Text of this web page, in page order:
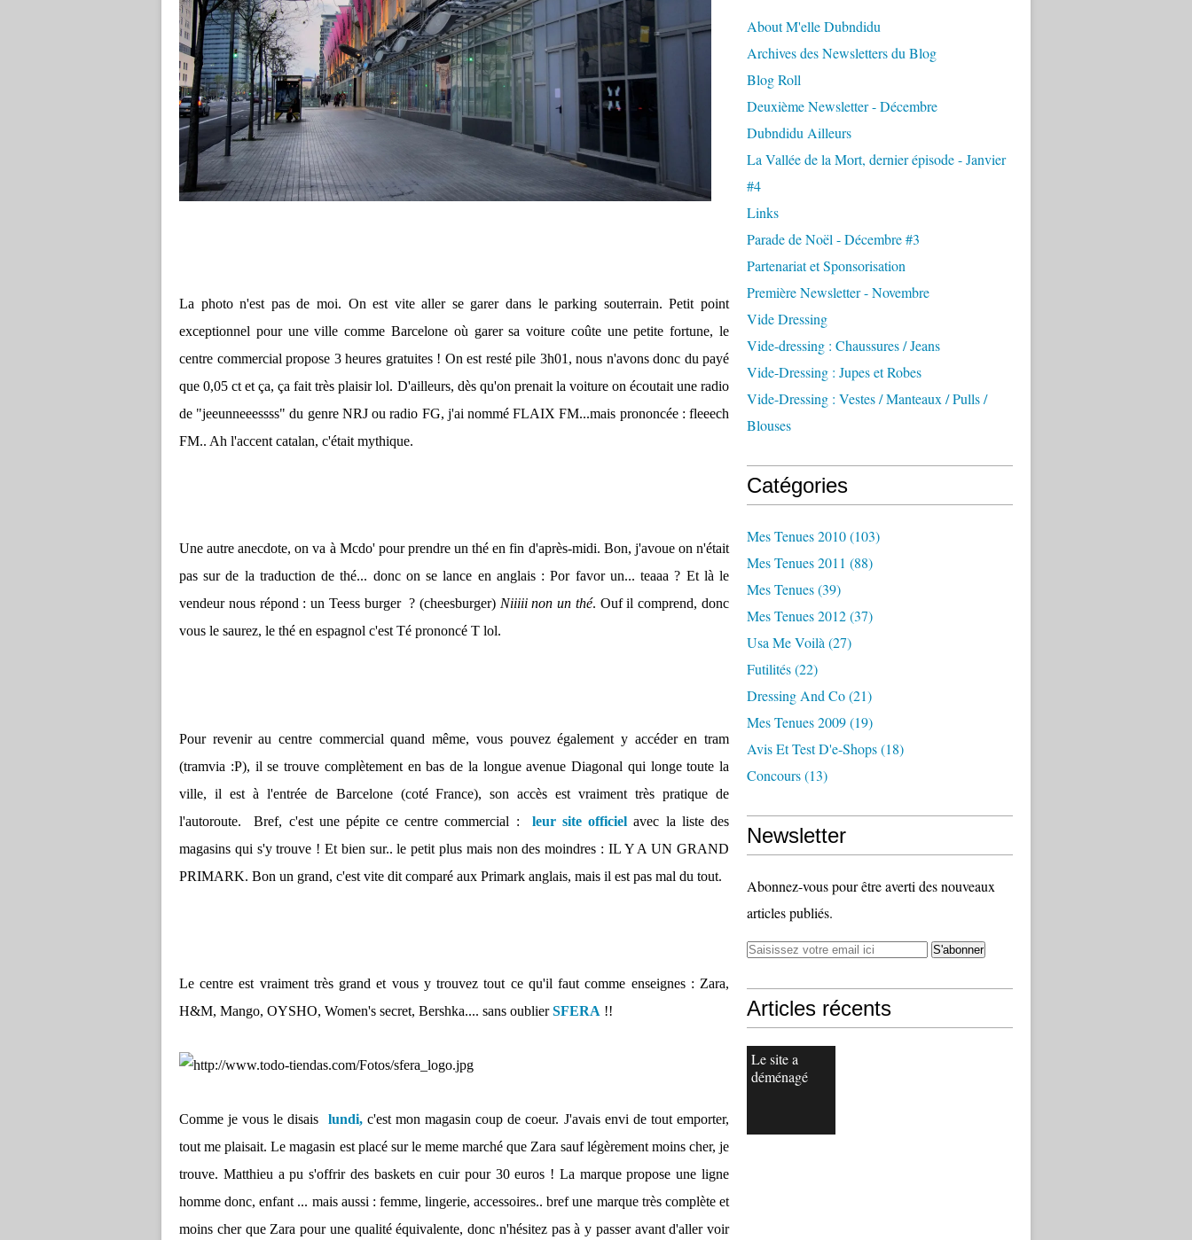
La photo n'est pas de moi. On est vite aller se garer dans le parking souterrain. Petit point
exceptionnel pour une ville comme Barcelone où garer sa voiture coûte une petite fortune, le
centre commercial propose 3 heures gratuites ! On est resté pile 3h01, nous n'avons donc du payé
que 0,05 ct et ça, ça fait très plaisir lol. D'ailleurs, dès qu'on prenait la voiture on écoutait une radio
de "jeeunneeessss" du genre NRJ ou radio FG, j'ai nommé FLAIX FM...mais prononcée : fleeech
FM.. Ah l'accent catalan, c'était mythique.
Une autre anecdote, on va à Mcdo' pour prendre un thé en fin d'après-midi. Bon, j'avoue on n'était
pas sur de la traduction de thé... donc on se lance en anglais : Por favor un... teaaa ? Et là le
vendeur nous répond : un Teess burger ? (cheesburger) Niiiii non un thé. Ouf il comprend, donc
vous le saurez, le thé en espagnol c'est Té prononcé T lol.
Pour revenir au centre commercial quand même, vous pouvez également y accéder en tram
(tramvia :P), il se trouve complètement en bas de la longue avenue Diagonal qui longe toute la
ville, il est à l'entrée de Barcelone (coté France), son accès est vraiment très pratique de
l'autoroute. Bref, c'est une pépite ce centre commercial :
leur site officiel avec la liste des
magasins qui s'y trouve ! Et bien sur.. le petit plus mais non des moindres : IL Y A UN GRAND
PRIMARK. Bon un grand, c'est vite dit comparé aux Primark anglais, mais il est pas mal du tout.
Le centre est vraiment très grand et vous y trouvez tout ce qu'il faut comme enseignes : Zara,
H&M, Mango, OYSHO, Women's secret, Bershka.... sans oublierSFERA !!
Comme je vous le disais lundi,c'est mon magasin coup de coeur. J'avais envi de tout emporter,
tout me plaisait. Le magasin est placé sur le meme marché que Zara sauf légèrement moins cher, je
trouve. Matthieu a pu s'offrir des baskets en cuir pour 30 euros ! La marque propose une ligne
homme donc, enfant ... mais aussi : femme, lingerie, accessoires.. bref une marque très complète et
moins cher que Zara pour une qualité équivalente, donc n'hésitez pas à y passer avant d'aller voir
About M'elle Dubndidu
Archives des Newsletters du Blog
Blog Roll
Deuxième Newsletter - Décembre
Dubndidu Ailleurs
La Vallée de la Mort, dernier épisode - Janvier
#4
Links
Parade de Noël - Décembre #3
Partenariat et Sponsorisation
Première Newsletter - Novembre
Vide Dressing
Vide-dressing : Chaussures / Jeans
Vide-Dressing : Jupes et Robes
Vide-Dressing : Vestes / Manteaux / Pulls /
Blouses
Catégories
Mes Tenues 2010(103)
Mes Tenues 2011 (88)
Mes Tenues(39)
Mes Tenues 2012(37)
Usa Me Voilà (27)
Futilités(22)
Dressing And Co(21)
Mes Tenues 2009(19)
Avis Et Test D'e-Shops(18)
Concours(13)
Newsletter
Abonnez-vous pour être averti des nouveaux
articles publiés.
Articles récents
Le site a
déménagé